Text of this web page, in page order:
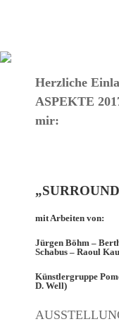
Herzliche
ASPEKTE
mir:
mit Arbeiten von:
Jürgen Böhm –
Schabus – Raoul
Künstlergruppe
D. Well)